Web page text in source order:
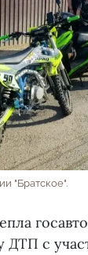
"Братское".
ДТП с